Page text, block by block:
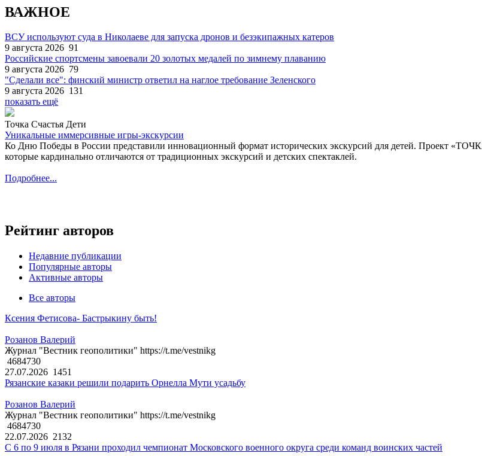
ВАЖНОЕ
ВСУ используют суда в Николаеве для запуска дронов и безэкипажных катеров
9 августа 2026 91
Российские спортсмены завоевали 20 золотых медалей по зимнему плаванию
9 августа 2026 79
"Сделали все": финский министр ответил на наглое требование Зеленского
9 августа 2026 131
показать ещё
Точка Счастья Дети
Уникальные иммерсивные игры-экскурсии
Ко Дню Победы в России представили инновационный формат исторических экскурсий для детей. Проект
которые кардинально отличаются от традиционных экскурсий и детских спектаклей.
Подробнее...
Рейтинг авторов
Недавние публикации
Популярные авторы
Активные авторы
Все авторы
Ксения Фетисова- Бастрыкину быть!
Розанов Валерий
Журнал "Вестник геополитики" https://t.me/vestnikg
4684730
27.07.2026 1451
Рязанские казаки решили подарить Орнелла Мути усадьбу
Розанов Валерий
Журнал "Вестник геополитики" https://t.me/vestnikg
4684730
22.07.2026 2132
С 6 по 9 июля в Рязани проходил чемпионат Московского военного округа среди команд воинских частей